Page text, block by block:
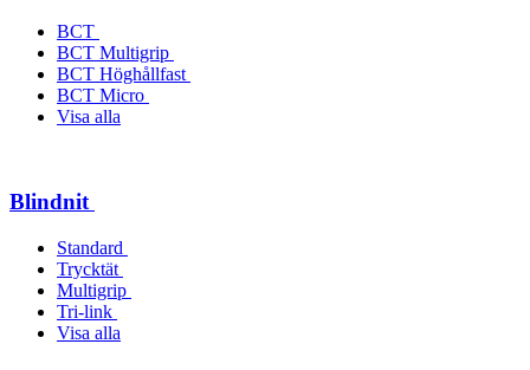
BCT
BCT Multigrip
BCT Höghållfast
BCT Micro
Visa alla
Blindnit
Standard
Trycktät
Multigrip
Tri-link
Visa alla